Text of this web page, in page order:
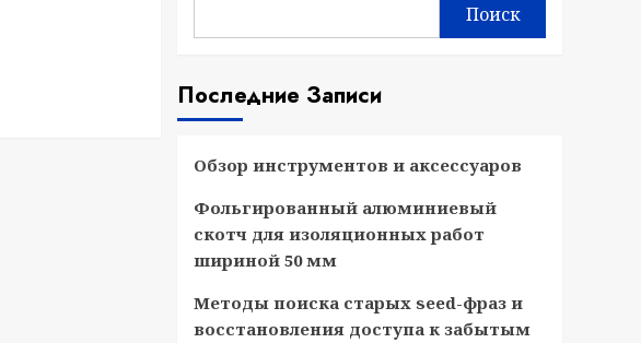
Поиск
Последние Записи
Обзор инструментов и аксессуаров
Фольгированный алюминиевый
скотч для изоляционных работ
шириной 50 мм
Методы поиска старых seed-фраз и
восстановления доступа к забытым